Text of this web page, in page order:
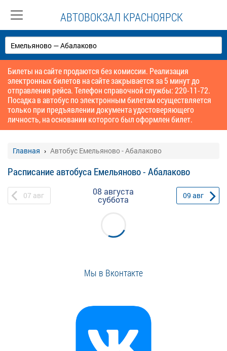
АВТОВОКЗАЛ КРАСНОЯРСК
Билеты на сайте продаются без комиссии. Реализация
электронных билетов на сайте закрывается за 5 минут до
отправления рейса. Телефон справочной службы: 220-11-72.
Посадка в автобус по электронным билетам осуществляется
только при предъявлении документа удостоверяющего
личность, на основании которого был оформлен билет.
Главная Автобус Емельяново - Абалаково
Расписание автобуса Емельяново - Абалаково
07 авг 08 августа
суббота 09 авг
Мы в Вконтакте